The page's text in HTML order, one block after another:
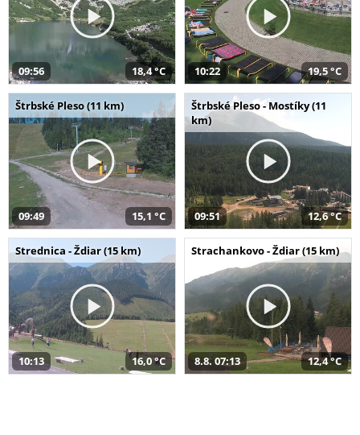
09:56 18,4 °C 10:22 19,5 °C
Štrbské Pleso (11 km)
09:49 15,1 °C
Štrbské Pleso - Mostíky (11
km)
09:51 12,6 °C
Strednica - Ždiar (15 km)
10:13 16,0 °C
Strachankovo - Ždiar (15 km)
8.8. 07:13 12,4 °C